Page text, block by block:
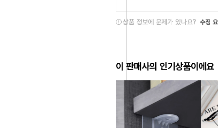
상품 정보에 문제가 있나요? 수정
이 판매사의 인기상품이에요